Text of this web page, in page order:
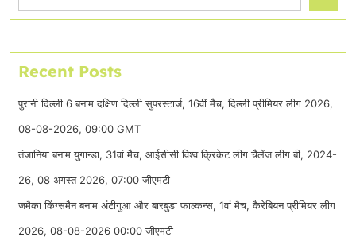
Recent Posts
पुरानी दिल्ली 6 बनाम दक्षिण दिल्ली सुपरस्टार्ज, 16वीं मैच, दिल्ली प्रीमियर लीग 2026,
08-08-2026, 09:00 GMT
तंजानिया बनाम युगान्डा, 31वां मैच, आईसीसी विश्व क्रिकेट लीग चैलेंज लीग बी, 2024-
26, 08 अगस्त 2026, 07:00 जीएमटी
जमैका किंग्समैन बनाम अंटीगुआ और बारबुडा फाल्कन्स, 1वां मैच, कैरेबियन प्रीमियर लीग
2026, 08-08-2026 00:00 जीएमटी